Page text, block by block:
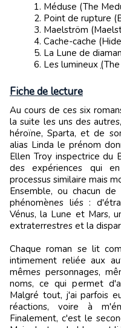
Méduse (The
Point de rupture
Maelström
Cache-cache
La Lune de
Les lumineux (
Fiche de lecture
Au cours de ces six romans, qui doivent idéalement se lire à
la suite les uns des
héroïne, Sparta, et de
alias Linda le prénom
Ellen Troy inspectrice du
des expériences qui
processus similaire mais
Ensemble, ou chacun
phénomènes liés :
Vénus, la Lune et Mars,
extraterrestres et la
Chaque roman se lit
intimement reliée aux
mêmes personnages,
noms, ce qui permet
Malgré tout, j'ai parfois
réactions, voire à
Finalement, c'est le